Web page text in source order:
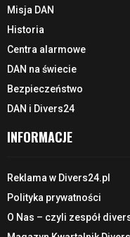
Misja DAN
Historia
Centra alarmowe
DAN na świecie
Bezpieczeństwo
DAN i Divers24
INFORMACJE
Reklama w Divers24.pl
Polityka prywatności
O Nas – czyli zespół